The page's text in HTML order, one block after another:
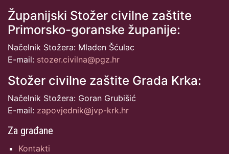
Županijski Stožer civilne zaštite
Primorsko-goranske županije:
Načelnik Stožera: Mladen Šćulac
E-mail: stozer.civilna@pgz.hr
Stožer civilne zaštite Grada Krka:
Načelnik Stožera: Goran Grubišić
E-mail: zapovjednik@jvp-krk.hr
Za građane
Kontakti